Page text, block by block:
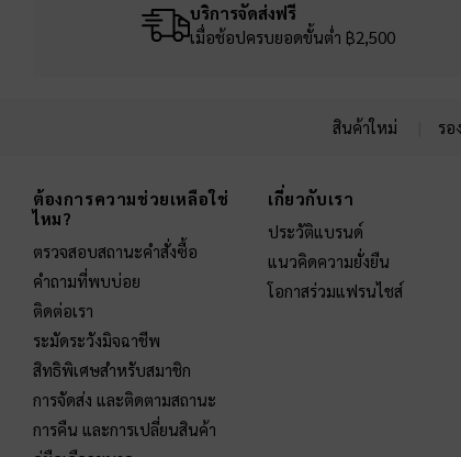
บริการจัดส่งฟรี
เมื่อช้อปครบยอดขั้นต่ำ ฿2,500
สินค้าใหม่ รอ
ต้องการความช่วยเหลือใช่
ไหม?
ตรวจสอบสถานะคำสั่งซื้อ
คำถามที่พบบ่อย
ติดต่อเรา
ระมัดระวังมิจฉาชีพ
สิทธิพิเศษสำหรับสมาชิก
การจัดส่ง และติดตามสถานะ
การคืน และการเปลี่ยนสินค้า
เกี่ยวกับเรา
ประวัติแบรนด์
แนวคิดความยั่งยืน
โอกาสร่วมแฟรนไชส์